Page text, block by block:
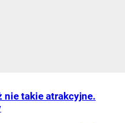
nie takie atrakcyjne.